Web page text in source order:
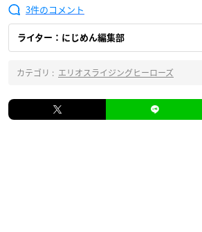
3
ライター：にじめん編集部
カテゴリ : エリオスライジングヒーローズ